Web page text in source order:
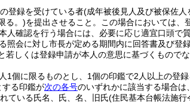
登録を受けている者(成年被後見人及び被保佐人
る。)を提出させること。
この場合においては、
人確認を行う場合には、必要に応じ適宜口頭で
照会に対し市長が定める期間内に回答書及び登
若しくは登録申請が本人の意思に基づくもので
1個に限るものとし、1個の印鑑で2人以上の登録
する印鑑が次の各号のいずれかに該当する場合は
ている氏名、氏、名、旧氏(住民基本台帳法施行